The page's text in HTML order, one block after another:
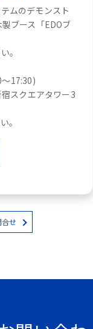
ムのデモンスト
ブース「EDOブ
。
17:30)
スクエアタワー3
。
せ